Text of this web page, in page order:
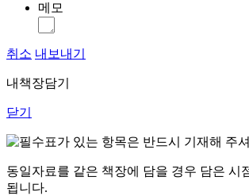
메모
취소 내보내기
내책장담기
닫기
표가 있는 항목은 반드시 기재해 주
동일자료를 같은 책장에 담을 경우 담은 시
됩니다.